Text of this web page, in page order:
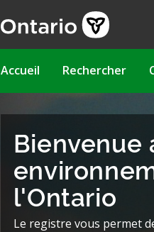
Main
Accueil Rechercher
Bienvenue
l'Ontario
Le registre vous permet